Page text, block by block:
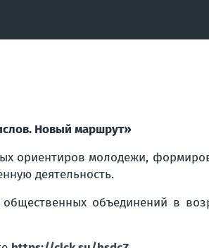
Новый маршрут»
ориентиров молодежи,
деятельность.
объединений в